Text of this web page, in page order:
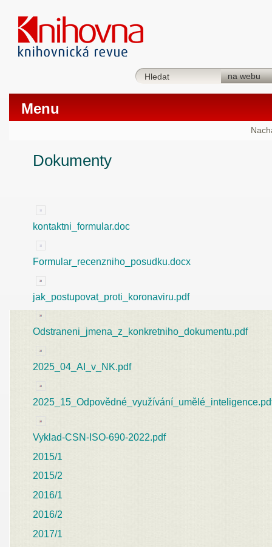
Menu
Dokumenty
kontaktni_formular.doc
Formular_recenzniho_posudku.docx
jak_postupovat_proti_koronaviru.pdf
Odstraneni_jmena_z_konkretniho_dokumentu.pdf
2025_04_AI_v_NK.pdf
Vyklad-CSN-ISO-690-2022.pdf
2015/1
2015/2
2016/1
2016/2
2017/1